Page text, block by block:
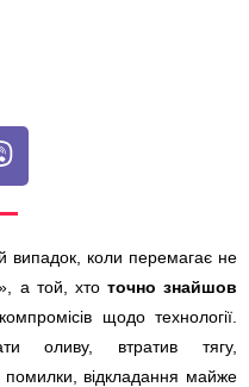
коли перемагає не
а той, хто точно знайшов
щодо технології.
оливу, втратив тягу,
помилки, відкладання майже